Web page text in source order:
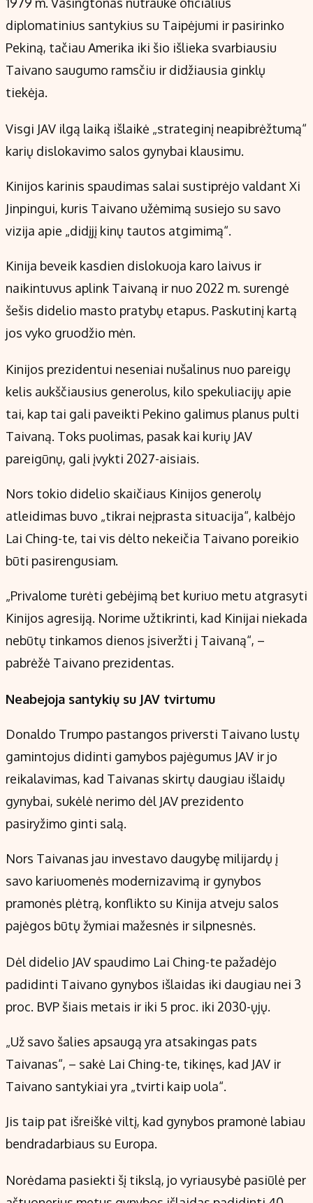
diplomatinius santykius su Taipėjumi ir pasirinko
Pekiną, tačiau Amerika iki šio išlieka svarbiausiu
Taivano saugumo ramsčiu ir didžiausia ginklų
tiekėja.
Visgi JAV ilgą laiką išlaikė „strateginį neapibrėžtumą“
karių dislokavimo salos gynybai klausimu.
Kinijos karinis spaudimas salai sustiprėjo valdant Xi
Jinpingui, kuris Taivano užėmimą susiejo su savo
vizija apie „didįjį kinų tautos atgimimą“.
Kinija beveik kasdien dislokuoja karo laivus ir
naikintuvus aplink Taivaną ir nuo 2022 m. surengė
šešis didelio masto pratybų etapus. Paskutinį kartą
jos vyko gruodžio mėn.
Kinijos prezidentui neseniai nušalinus nuo pareigų
kelis aukščiausius generolus, kilo spekuliacijų apie
tai, kap tai gali paveikti Pekino galimus planus pulti
Taivaną. Toks puolimas, pasak kai kurių JAV
pareigūnų, gali įvykti 2027-aisiais.
Nors tokio didelio skaičiaus Kinijos generolų
atleidimas buvo „tikrai neįprasta situacija“, kalbėjo
Lai Ching-te, tai vis dėlto nekeičia Taivano poreikio
būti pasirengusiam.
„Privalome turėti gebėjimą bet kuriuo metu atgrasyti
Kinijos agresiją. Norime užtikrinti, kad Kinijai niekada
nebūtų tinkamos dienos įsiveržti į Taivaną“, –
pabrėžė Taivano prezidentas.
Neabejoja santykių su JAV tvirtumu
Donaldo Trumpo pastangos priversti Taivano lustų
gamintojus didinti gamybos pajėgumus JAV ir jo
reikalavimas, kad Taivanas skirtų daugiau išlaidų
gynybai, sukėlė nerimo dėl JAV prezidento
pasiryžimo ginti salą.
Nors Taivanas jau investavo daugybę milijardų į
savo kariuomenės modernizavimą ir gynybos
pramonės plėtrą, konflikto su Kinija atveju salos
pajėgos būtų žymiai mažesnės ir silpnesnės.
Dėl didelio JAV spaudimo Lai Ching-te pažadėjo
padidinti Taivano gynybos išlaidas iki daugiau nei 3
proc. BVP šiais metais ir iki 5 proc. iki 2030-ųjų.
„Už savo šalies apsaugą yra atsakingas pats
Taivanas“, – sakė Lai Ching-te, tikinęs, kad JAV ir
Taivano santykiai yra „tvirti kaip uola“.
Jis taip pat išreiškė viltį, kad gynybos pramonė labiau
bendradarbiaus su Europa.
Norėdama pasiekti šį tikslą, jo vyriausybė pasiūlė per